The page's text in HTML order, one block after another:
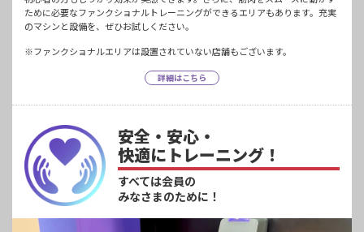
ために必要なファンクショナルトレーニングができるエリアもあります。充実
のマシンと設備を、ぜひお試しください。
※ファンクショナルエリアは設置されていない店舗もございます。
詳細はこちら
安全・安心・
快適にトレーニング！
すべては会員の
みなさまのために！